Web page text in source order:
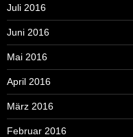
Juli 2016
Juni 2016
Mai 2016
April 2016
März 2016
Februar 2016